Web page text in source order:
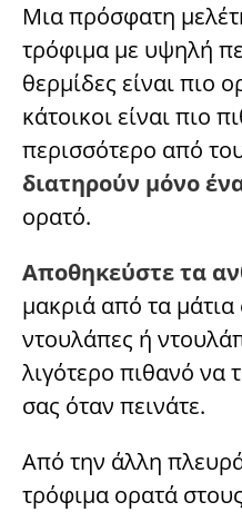
Μια πρόσφατη
τρόφιμα με υψηλή
θερμίδες είναι πιο
κάτοικοι είναι πιο
περισσότερο από
διατηρούν μόνο
ορατό.
Αποθηκεύστε τα
μακριά από τα
ντουλάπες ή
λιγότερο πιθανό να
σας όταν πεινάτε.
Από την άλλη
τρόφιμα ορατά